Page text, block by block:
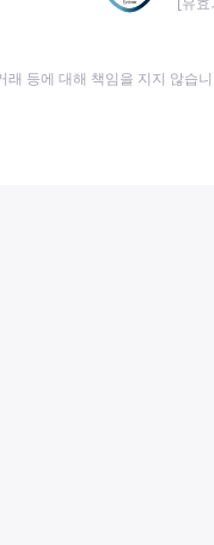
등에 대해 책임을 지지 않습